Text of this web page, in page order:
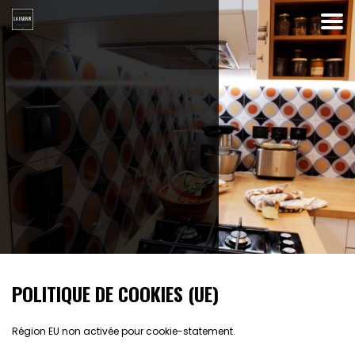
POLITIQUE DE COOKIES (UE)
Région EU non activée pour cookie-statement.